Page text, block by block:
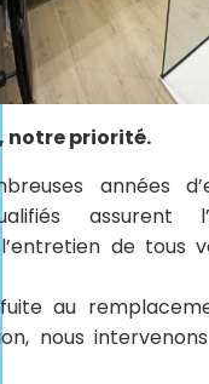
notre priorité.
années
assurent
de tous
au
nous